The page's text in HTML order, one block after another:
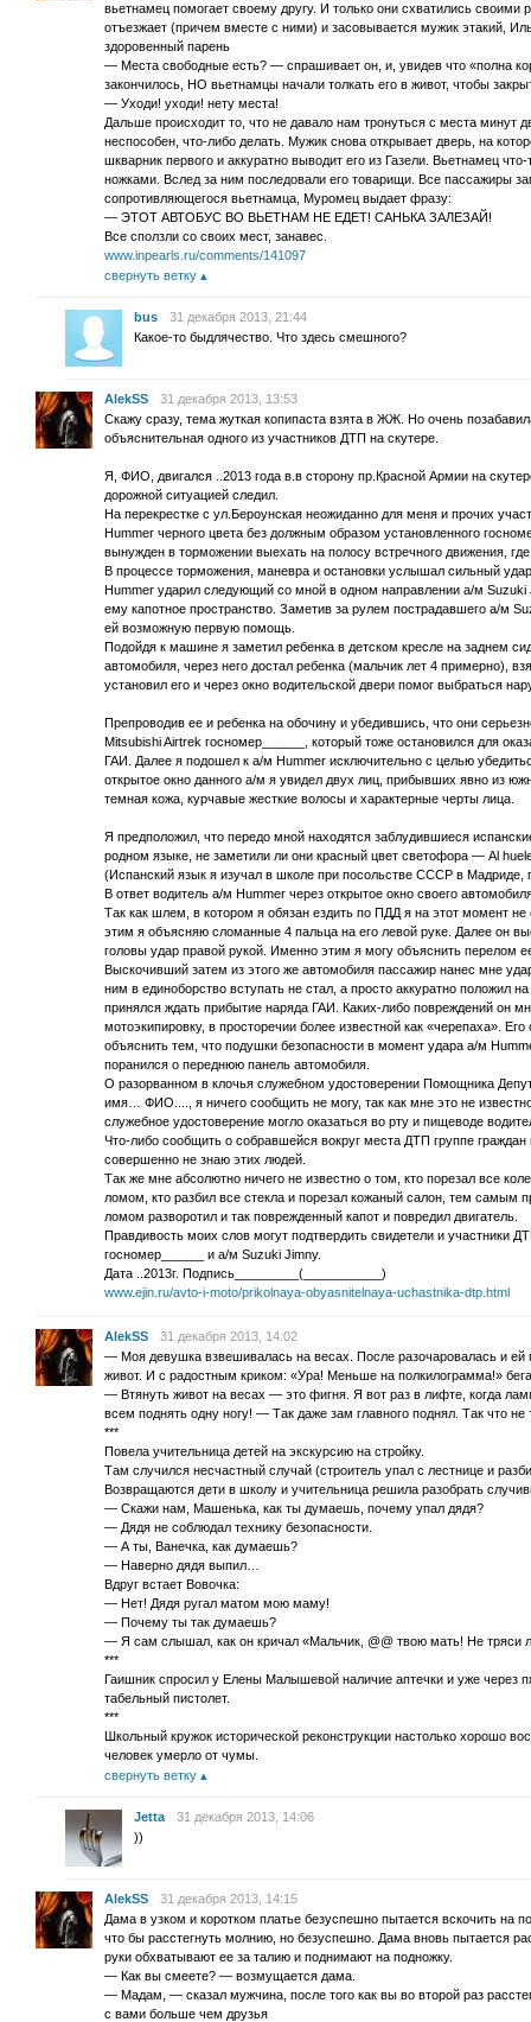
вьетнамец помогает своему другу. И только они схватились своими
отъезжает (причем вместе с ними) и засовывается мужик этакий,
здоровенный парень
— Места свободные есть? — спрашивает он, и, увидев что «полна
закончилось, НО вьетнамцы начали толкать его в живот, чтобы
— Уходи! уходи! нету места!
Дальше происходит то, что не давало нам тронуться с места минут
неспособен, что-либо делать. Мужик снова открывает дверь, на
шкварник первого и аккуратно выводит его из Газели. Вьетнамец
ножками. Вслед за ним последовали его товарищи. Все пассажиры
сопротивляющегося вьетнамца, Муромец выдает фразу:
— ЭТОТ АВТОБУС ВО ВЬЕТНАМ НЕ ЕДЕТ! САНЬКА ЗАЛЕЗАЙ!
Все сползли со своих мест, занавес.
www.inpearls.ru/comments/141097
свернуть ветку
bus
31 декабря 2013, 21:44
Какое-то быдлячество. Что здесь смешного?
AlekSS
31 декабря 2013, 13:53
Скажу сразу, тема жуткая копипаста взята в ЖЖ. Но очень
объяснительная одного из участников ДТП на скутере.
Я, ФИО, двигался ..2013 года в.в сторону пр.Красной Армии на
дорожной ситуацией следил.
На перекрестке с ул.Бероунская неожиданно для меня и прочих
Hummer черного цвета без должным образом установленного
вынужден в торможении выехать на полосу встречного движения,
В процессе торможения, маневра и остановки услышал сильный
Hummer ударил следующий со мной в одном направлении а/м Suzuki
ему капотное пространство. Заметив за рулем пострадавшего а/м
ей возможную первую помощь.
Подойдя к машине я заметил ребенка в детском кресле на заднем
автомобиля, через него достал ребенка (мальчик лет 4 примерно),
установил его и через окно водительской двери помог выбраться
Препроводив ее и ребенка на обочину и убедившись, что они
Mitsubishi Airtrek госномер______, который тоже остановился для
ГАИ. Далее я подошел к а/м Hummer исключительно с целью
открытое окно данного а/м я увидел двух лиц, прибывших явно из
темная кожа, курчавые жесткие волосы и характерные черты лица.
Я предположил, что передо мной находятся заблудившиеся
родном языке, не заметили ли они красный цвет светофора — Al
(Испанский язык я изучал в школе при посольстве СССР в Мадриде,
В ответ водитель а/м Hummer через открытое окно своего
Так как шлем, в котором я обязан ездить по ПДД я на этот момент
этим я объясняю сломанные 4 пальца на его левой руке. Далее он
головы удар правой рукой. Именно этим я могу объяснить перелом
Выскочивший затем из этого же автомобиля пассажир нанес мне
ним в единоборство вступать не стал, а просто аккуратно положил
принялся ждать прибытие наряда ГАИ. Каких-либо повреждений он
мотоэкипировку, в просторечии более известной как «черепаха».
объяснить тем, что подушки безопасности в момент удара а/м
поранился о переднюю панель автомобиля.
О разорванном в клочья служебном удостоверении Помощника
имя… ФИО...., я ничего сообщить не могу, так как мне это не
служебное удостоверение могло оказаться во рту и пищеводе
Что-либо сообщить о собравшейся вокруг места ДТП группе граждан
совершенно не знаю этих людей.
Так же мне абсолютно ничего не известно о том, кто порезал все
ломом, кто разбил все стекла и порезал кожаный салон, тем самым
ломом разворотил и так поврежденный капот и повредил двигатель.
Правдивость моих слов могут подтвердить свидетели и участники
госномер______ и а/м Suzuki Jimny.
Дата ..2013г. Подпись_________(___________)
www.ejin.ru/avto-i-moto/prikolnaya-obyasnitelnaya-uchastnika-dtp.html
AlekSS
31 декабря 2013, 14:02
— Моя девушка взвешивалась на весах. После разочаровалась и ей
живот. И с радостным криком: «Ура! Меньше на полкилограмма!»
— Втянуть живот на весах — это фигня. Я вот раз в лифте, когда
всем поднять одну ногу! — Так даже зам главного поднял. Так что не
***
Повела учительница детей на экскурсию на стройку.
Там случился несчастный случай (строитель упал с лестнице и
Возвращаются дети в школу и учительница решила разобрать
— Скажи нам, Машенька, как ты думаешь, почему упал дядя?
— Дядя не соблюдал технику безопасности.
— А ты, Ванечка, как думаешь?
— Наверно дядя выпил…
Вдруг встает Вовочка:
— Нет! Дядя ругал матом мою маму!
— Почему ты так думаешь?
— Я сам слышал, как он кричал «Мальчик, @@ твою мать! Не тряси
***
Гаишник спросил у Елены Малышевой наличие аптечки и уже через
табельный пистолет.
***
Школьный кружок исторической реконструкции настолько хорошо
человек умерло от чумы.
свернуть ветку
Jetta
31 декабря 2013, 14:06
))
AlekSS
31 декабря 2013, 14:15
Дама в узком и коротком платье безуспешно пытается вскочить на
что бы расстегнуть молнию, но безуспешно. Дама вновь пытается
руки обхватывают ее за талию и поднимают на подножку.
— Как вы смеете? — возмущается дама.
— Мадам, — сказал мужчина, после того как вы во второй раз
с вами больше чем друзья